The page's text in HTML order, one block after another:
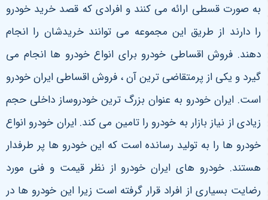
به صورت قسطی ارائه می کنند و افرادی که قصد خرید خودرو
را دارند از طریق این مجموعه می توانند خریدشان را انجام
دهند. فروش اقساطی خودرو برای انواع خودرو ها انجام می
گیرد و یکی از پرمتقاضی ترین آن ، فروش اقساطی ایران خودرو
است. ایران خودرو به عنوان بزرگ ترین خودروساز داخلی حجم
زیادی از نیاز بازار به خودرو را تامین می کند. ایران خودرو انواع
خودرو ها را به تولید رسانده است که این خودرو ها پر طرفدار
هستند. خودرو های ایران خودرو از نظر قیمت و فنی مورد
رضایت بسیاری از افراد قرار گرفته است زیرا این خودرو ها در